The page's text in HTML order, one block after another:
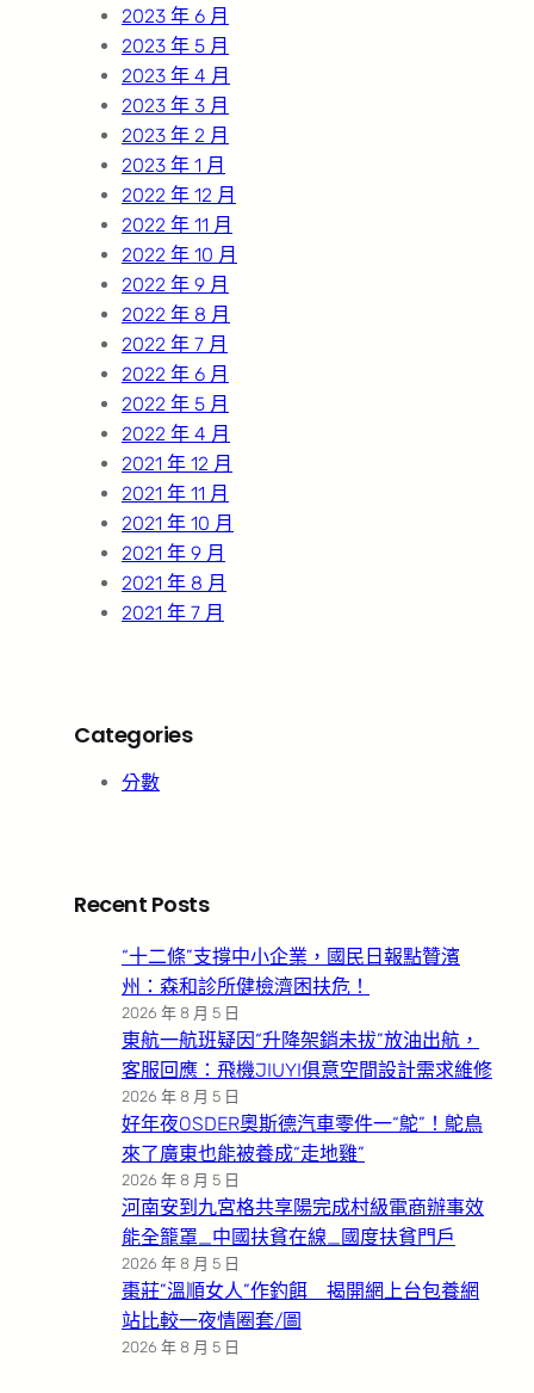
2023 年 6 月
2023 年 5 月
2023 年 4 月
2023 年 3 月
2023 年 2 月
2023 年 1 月
2022 年 12 月
2022 年 11 月
2022 年 10 月
2022 年 9 月
2022 年 8 月
2022 年 7 月
2022 年 6 月
2022 年 5 月
2022 年 4 月
2021 年 12 月
2021 年 11 月
2021 年 10 月
2021 年 9 月
2021 年 8 月
2021 年 7 月
Categories
分數
Recent Posts
“十二條”支撐中小企業，國民日報點贊濱
州：森和診所健檢濟困扶危！
2026 年 8 月 5 日
東航一航班疑因“升降架銷未拔”放油出航，
客服回應：飛機JIUYI俱意空間設計需求維修
2026 年 8 月 5 日
好年夜OSDER奧斯德汽車零件一“鴕”！鴕鳥
來了廣東也能被養成“走地雞”
2026 年 8 月 5 日
河南安到九宮格共享陽完成村級電商辦事效
能全籠罩_中國扶貧在線_國度扶貧門戶
2026 年 8 月 5 日
棗莊”溫順女人”作釣餌 揭開網上台包養網
站比較一夜情圈套/圖
2026 年 8 月 5 日